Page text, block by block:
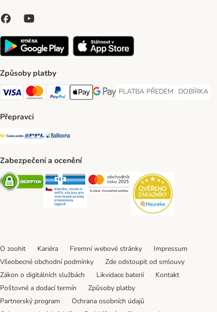
Způsoby platby
Visa Payment Method
Mastercard Payment Method
PayPal Payment Method
Apple pay Payment Method
GooglePay Payment Method
PLATBA PŘEDEM
PLATBA PŘEDEM Payment
DOBÍRKA
DOBÍRKA
Přepravci
Česká pošta Shipping Method
PPL Shipping Method
Balíkovna Shipping Method
Zabezpečení a ocenění
Security Security Security
O zoohit Kariéra Firemní webové stránky
Impressum
Všeobecné obchodní podmínky
Zde odstoupit od smlouvy
Zákon o digitálních službách
Likvidace baterií
Kontakt
Poštovné a dodací termín
Způsoby platby
Partnerský program
Ochrana osobních údajů